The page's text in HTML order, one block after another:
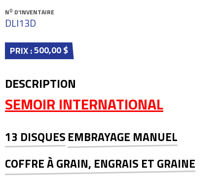
NO D'INVENTAIRE
DLI13D
PRIX :500,00 $
DESCRIPTION
SEMOIR INTERNATIONAL
13 DISQUES EMBRAYAGE MANUEL
COFFRE À GRAIN, ENGRAIS ET GRAINE